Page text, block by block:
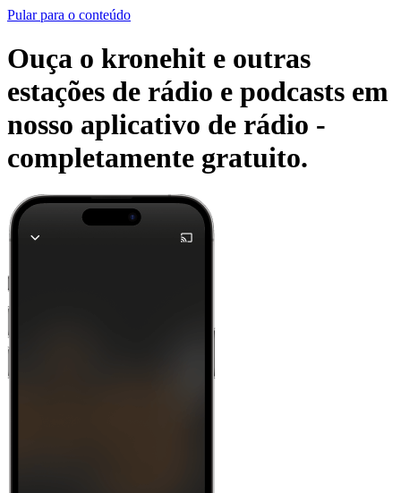
Pular para o conteúdo
Ouça o kronehit e outras
estações de rádio e podcasts em
nosso aplicativo de rádio -
completamente gratuito.